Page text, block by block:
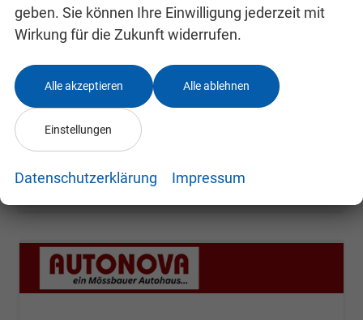
Fahrzeugnr. 24991807 Getriebe Schalt. 6-Gang
Kraftstoff Benzin Leistung 85 kW (116 PS)
22.800,– € Details
Verbrauch kombiniert:
CO -Klasse:D
CO2-Emissionen:123,00 g/km
geben. Sie können Ihre Einwilligung jederzeit mit
Wirkung für die Zukunft widerrufen.
Alle akzeptieren Alle ablehnen
Einstellungen
Datenschutzerklärung Impressum